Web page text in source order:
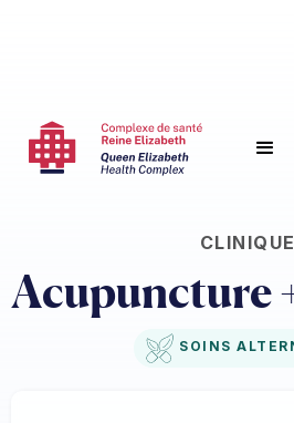
CLINIQUE
Acupuncture
SOINS